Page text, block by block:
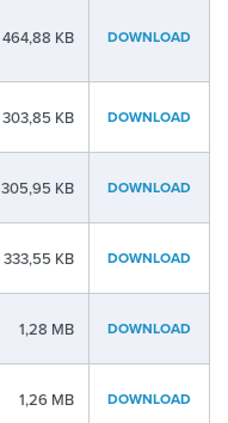
464,88 KB DOWNLOAD
303,85 KB DOWNLOAD
305,95 KB DOWNLOAD
333,55 KB DOWNLOAD
1,28 MB DOWNLOAD
1,26 MB DOWNLOAD